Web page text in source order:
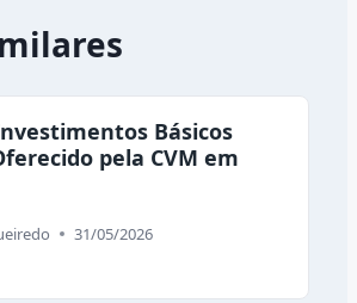
Básicos
pela CVM em
31/05/2026